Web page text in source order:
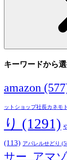
キーワードから
amazon
ットショップ社長カネモ
り (1291)
(113) アパレルせどり
サー_アマ